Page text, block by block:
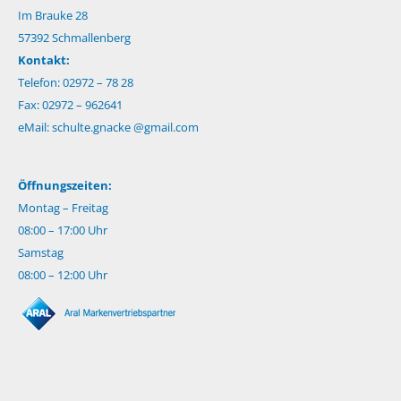
Im Brauke 28
57392 Schmallenberg
Kontakt:
Telefon: 02972 – 78 28
Fax: 02972 – 962641
eMail:schulte.gnacke @gmail.com
Öffnungszeiten:
Montag – Freitag
08:00 – 17:00 Uhr
Samstag
08:00 – 12:00 Uhr